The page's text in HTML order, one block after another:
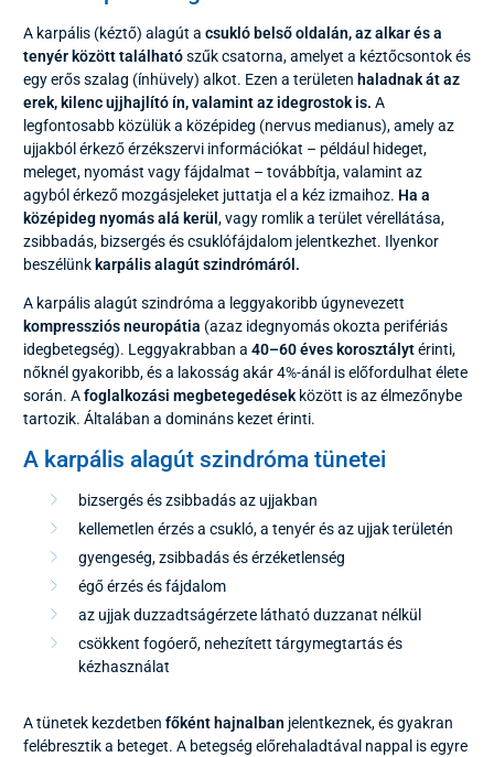
A karpális (kéztő) alagút a csukló belső oldalán, az alkar és a
tenyér között találhatószűk csatorna, amelyet a kéztőcsontok és
egy erős szalag (ínhüvely) alkot. Ezen a területen haladnak át az
erek, kilenc ujjhajlító ín, valamint az idegrostok is. A
legfontosabb közülük a középideg (nervus medianus), amely az
ujjakból érkező érzékszervi információkat – például hideget,
meleget, nyomást vagy fájdalmat – továbbítja, valamint az
agyból érkező mozgásjeleket juttatja el a kéz izmaihoz. Ha a
középideg nyomás alá kerül , vagy romlik a terület vérellátása,
zsibbadás, bizsergés és csuklófájdalom jelentkezhet. Ilyenkor
beszélünk karpális alagút szindrómáról.
A karpális alagút szindróma a leggyakoribb úgynevezett
kompressziós neuropátia (azaz idegnyomás okozta perifériás
idegbetegség). Leggyakrabban a 40–60 éves korosztálytérinti,
nőknél gyakoribb, és a lakosság akár 4%-ánál is előfordulhat élete
során. Afoglalkozási megbetegedésekközött is az élmezőnybe
tartozik. Általában a domináns kezet érinti.
A karpális alagút szindróma tünetei
bizsergés és zsibbadás az ujjakban
kellemetlen érzés a csukló, a tenyér és az ujjak területén
gyengeség, zsibbadás és érzéketlenség
égő érzés és fájdalom
az ujjak duzzadtságérzete látható duzzanat nélkül
csökkent fogóerő, nehezített tárgymegtartás és
kézhasználat
A tünetek kezdetben főként hajnalban jelentkeznek, és gyakran
felébresztik a beteget. A betegség előrehaladtával nappal is egyre